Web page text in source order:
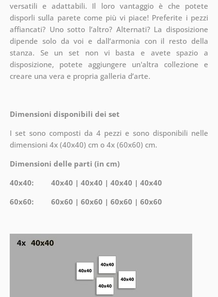
versatili e adattabili. Il loro vantaggio è che potete
disporli sulla parete come più vi piace! Preferite i pezzi
affiancati? Uno sotto l’altro? Alternati? La disposizione
dipende solo da voi e dall’armonia con il resto della
stanza. Se un set non vi basta e avete spazio a
disposizione, potete aggiungere un'altra collezione e
creare una vera e propria galleria d’arte.
Dimensioni disponibili dei set
I set sono composti da 4 pezzi e sono disponibili nelle
dimensioni 4x (40x40) cm o 4x (60x60) cm.
Dimensioni delle parti (in cm)
40x40: 40x40 | 40x40 | 40x40 | 40x40
60x60: 60x60 | 60x60 | 60x60 | 60x60